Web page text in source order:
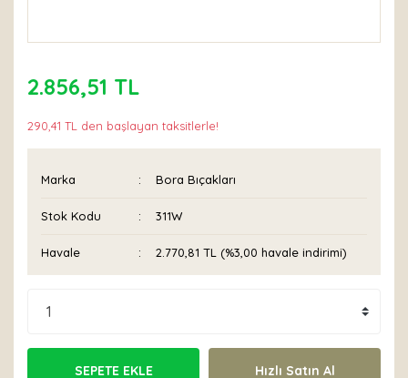
2.856,51 TL
290,41 TL den başlayan taksitlerle!
Marka Bora Bıçakları
Stok Kodu 311W
Havale 2.770,81 TL (%3,00 havale indirimi)
SEPETE EKLE Hızlı Satın Al